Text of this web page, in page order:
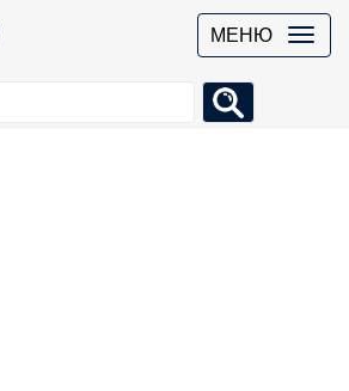
МЕНЮ